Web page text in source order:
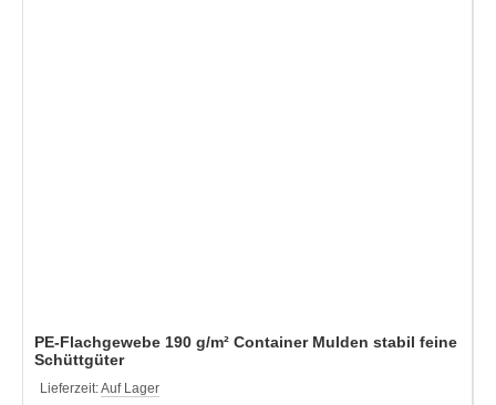
PE-Flachgewebe 190 g/m² Container Mulden stabil feine
Schüttgüter
Lieferzeit:Auf Lager